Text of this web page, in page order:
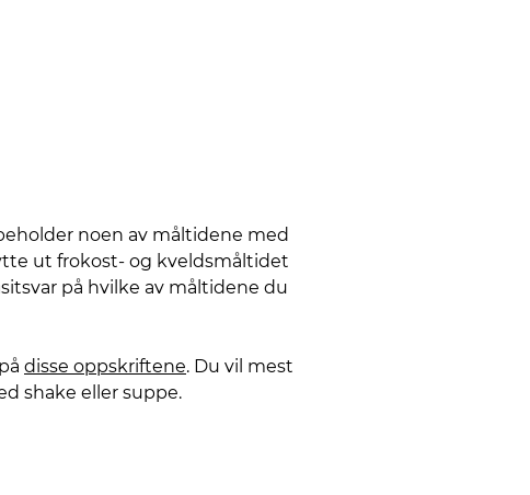
noen av måltidene med
ut frokost- og kveldsmåltidet
på hvilke av måltidene du
disse oppskriftene. Du vil mest
shake eller suppe.